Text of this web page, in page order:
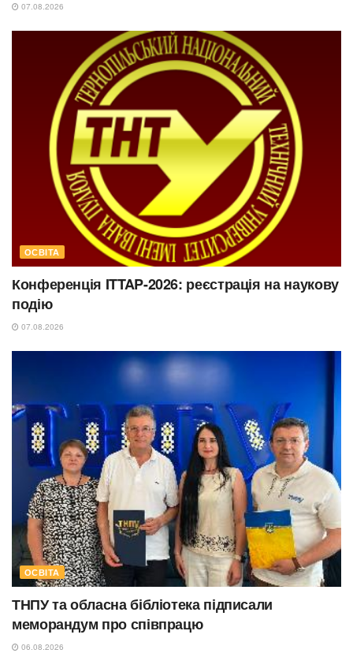
07.08.2026
ОСВІТА
Конференція ITTAP-2026: реєстрація на наукову
подію
07.08.2026
ОСВІТА
ТНПУ та обласна бібліотека підписали
меморандум про співпрацю
06.08.2026